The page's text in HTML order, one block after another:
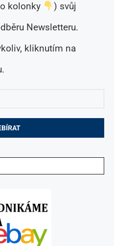
kolonky
) svůj
Newsletteru.
kliknutím na